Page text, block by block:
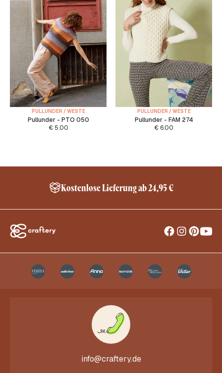
PULLUNDER / WESTE
Pullunder - PTO 050
€5.00
PULLUNDER / WESTE
Pullunder - FAM 274
€ 6.00
Kostenlose Lieferung ab 24,95 €
info@craftery.de